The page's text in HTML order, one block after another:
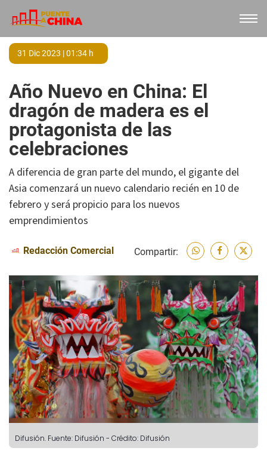
31 Dic 2023 | 01:34 h
Año Nuevo en China: El
dragón de madera es el
protagonista de las
celebraciones
A diferencia de gran parte del mundo, el gigante del
Asia comenzará un nuevo calendario recién en 10 de
febrero y será propicio para los nuevos
emprendimientos
Redacción Comercial Compartir:
Difusión. Fuente: Difusión - Crédito: Difusión